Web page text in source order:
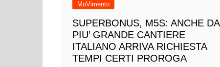
MoVimento
SUPERBONUS, M5S: ANCHE DA
PIU’ GRANDE CANTIERE
ITALIANO ARRIVA RICHIESTA
TEMPI CERTI PROROGA